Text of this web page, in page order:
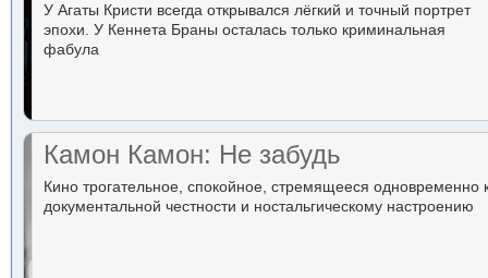
У Агаты Кристи всегда открывался лёгкий и точный портрет
эпохи. У Кеннета Браны осталась только криминальная
фабула
Камон Камон: Не забудь
Кино трогательное, спокойное, стремящееся одновременно
документальной честности и ностальгическому настроению